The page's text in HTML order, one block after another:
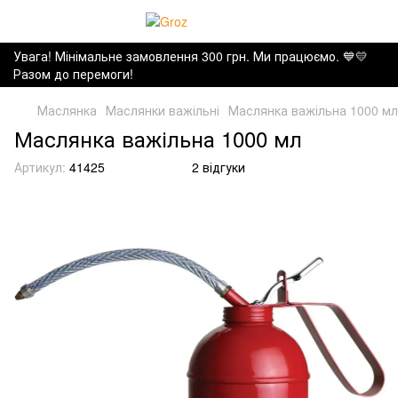
Увага! Мінімальне замовлення 300 грн. Ми працюємо. ​💙💛
Разом до перемоги!
Маслянка Маслянки важільні Маслянка важільна 1000 мл
Маслянка важільна 1000 мл
Артикул: 41425 2 відгуки